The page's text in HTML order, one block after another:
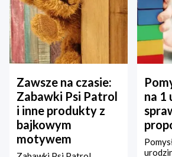
Zawsze na czasie:
Zabawki Psi Patrol
i inne produkty z
bajkowym
motywem
na 1